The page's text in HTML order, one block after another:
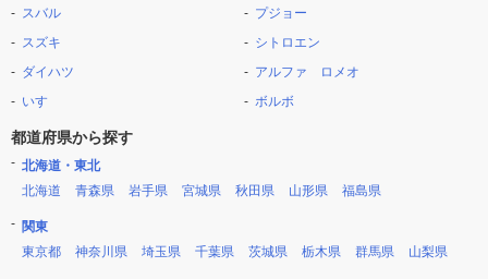
スバル
スズキ
ダイハツ
いすゞ
プジョー
シトロエン
アルファ ロメオ
ボルボ
都道府県から探す
北海道・東北
北海道
青森県 岩手県 宮城県 秋田県 山形県 福島県
関東
東京都
神奈川県 埼玉県 千葉県 茨城県 栃木県 群馬県 山梨県